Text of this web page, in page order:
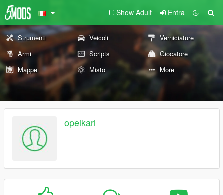
Show Adult Entra
Strumenti Veicoli
Verniciature
Armi
Scripts
Giocatore
Mappe
Misto More
opelkarl